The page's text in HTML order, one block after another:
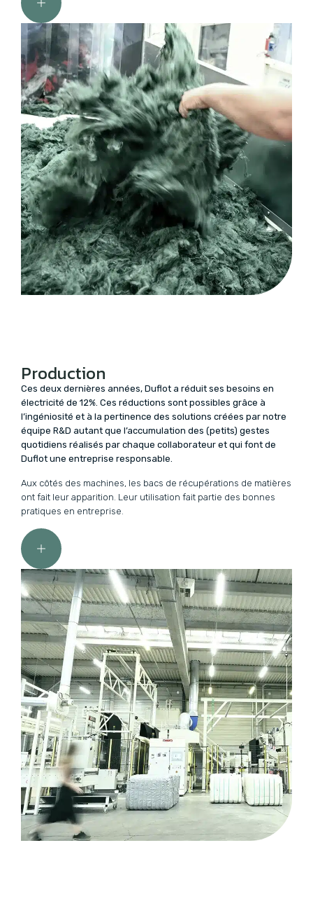
Production
Ces deux dernières années, Duflot a réduit ses besoins en
électricité de 12%. Ces réductions sont possibles grâce à
l’ingéniosité et à la pertinence des solutions créées par notre
équipe R&D autant que l’accumulation des (petits) gestes
quotidiens réalisés par chaque collaborateur et qui font de
Duflot une entreprise responsable.
Aux côtés des machines, les bacs de récupérations de matières
ont fait leur apparition. Leur utilisation fait partie des bonnes
pratiques en entreprise.